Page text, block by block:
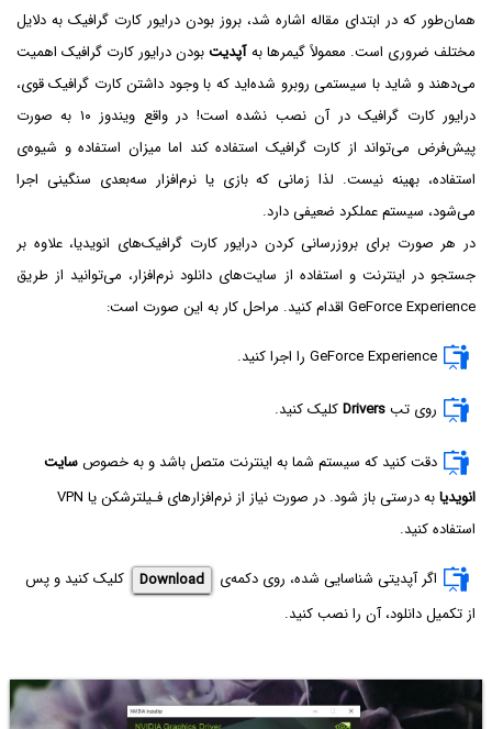
همان‌طور که در ابتدای مقاله اشاره شد، بروز بودن درایور کارت گرافیک به دلایل
مختلف ضروری است. معمولاً گیمرها بهآپدیتبودن درایور کارت گرافیک اهمیت
می‌دهند و شاید با سیستمی روبرو شده‌اید که با وجود داشتن کارت گرافیک قوی،
درایور کارت گرافیک در آن نصب نشده است! در واقع ویندوز ۱۰ به صورت
پیش‌فرض می‌تواند از کارت گرافیک استفاده کند اما میزان استفاده و شیوه‌ی
استفاده، بهینه نیست. لذا زمانی که بازی یا نرم‌افزار سه‌بعدی سنگینی اجرا
می‌شود، سیستم عملکرد ضعیفی دارد.
در هر صورت برای بروزرسانی کردن درایور کارت گرافیک‌های انویدیا، علاوه بر
جستجو در اینترنت و استفاده از سایت‌های دانلود نرم‌افزار، می‌توانید از طریق
GeForce Experience اقدام کنید. مراحل کار به این صورت است:
GeForce Experience را اجرا کنید.
روی تبDriversکلیک کنید.
دقت کنید که سیستم شما به اینترنت متصل باشد و به خصوص سایت
انویدیا
به درستی باز شود. در صورت نیاز از نرم‌افزارهای فـیلترشکن یا VPN
استفاده کنید.
اگر آپدیتی شناسایی شده، روی دکمه‌ی Download
کلیک کنید و پس
از تکمیل دانلود، آن را نصب کنید.